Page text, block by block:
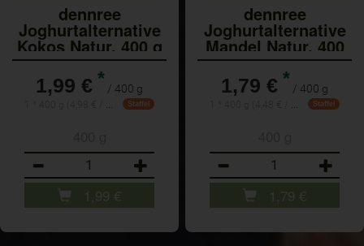
dennree
Joghurtalternative
Kokos Natur, 400 g
Bech
1,99 € * / 400 g
Staffel
1,99 €
dennree
Joghurtalternative
Mandel Natur, 400
gr Be
1,79 € * / 400 g
Staffel
1,79 €